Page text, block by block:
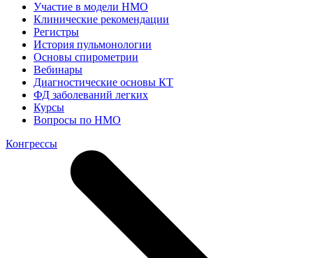
Участие в модели НМО
Клинические рекомендации
Регистры
История пульмонологии
Основы спирометрии
Вебинары
Диагностические основы КТ
ФД заболеваний легких
Курсы
Вопросы по НМО
Конгрессы